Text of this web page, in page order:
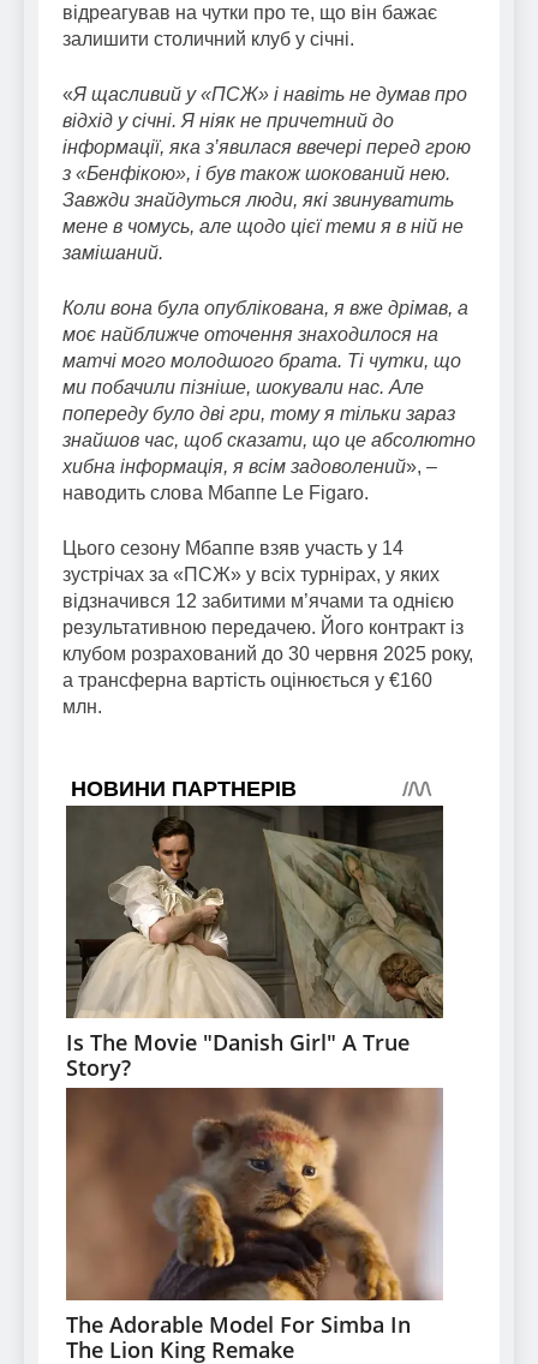
відреагував на чутки про те, що він бажає
залишити столичний клуб у січні.
«Я щасливий у «ПСЖ» і навіть не думав про
відхід у січні. Я ніяк не причетний до
інформації, яка з’явилася ввечері перед грою
з «Бенфікою», і був також шокований нею.
Завжди знайдуться люди, які звинуватить
мене в чомусь, але щодо цієї теми я в ній не
замішаний.
Коли вона була опублікована, я вже дрімав, а
моє найближче оточення знаходилося на
матчі мого молодшого брата. Ті чутки, що
ми побачили пізніше, шокували нас. Але
попереду було дві гри, тому я тільки зараз
знайшов час, щоб сказати, що це абсолютно
хибна інформація, я всім задоволений», –
наводить слова Мбаппе Le Figaro.
Цього сезону Мбаппе взяв участь у 14
зустрічах за «ПСЖ» у всіх турнірах, у яких
відзначився 12 забитими м’ячами та однією
результативною передачею. Його контракт із
клубом розрахований до 30 червня 2025 року,
а трансферна вартість оцінюється у €160
млн.